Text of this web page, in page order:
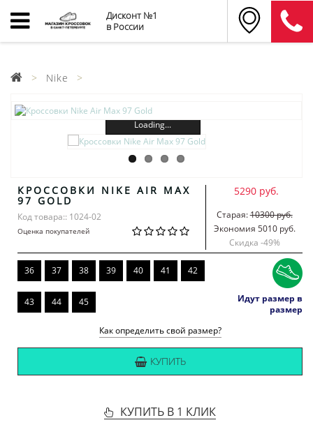
Дисконт №1
в России
Nike
Loading...
КРОССОВКИ NIKE AIR MAX
97 GOLD
Код товара:: 1024-02
Оценка покупателей
5290 руб.
Старая:10300 руб.
Экономия 5010 руб.
Скидка -49%
36 37 38 39 40 41 42
43 44 45
Идут размер в
размер
Как определить свой размер?
КУПИТЬ
КУПИТЬ В 1 КЛИК